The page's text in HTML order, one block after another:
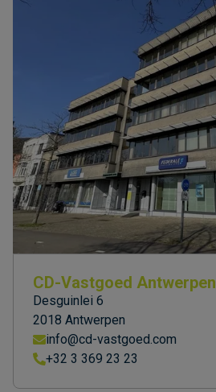
CD-Vastgoed Antwerpen
Desguinlei 6
2018 Antwerpen
info@cd-vastgoed.com
+32 3 369 23 23